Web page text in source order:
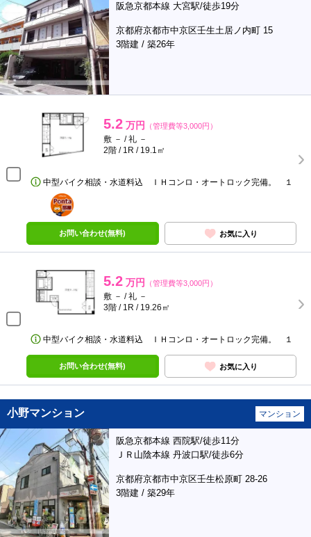
阪急京都本線 大宮駅/徒歩19分
京都府京都市中京区壬生土居ノ内町 15
3階建 / 築26年
5.2 万円 （管理費等3,000円）
敷 － / 礼 －
2階 / 1R / 19.1㎡
中型バイク相談・水道料込 ＩＨコンロ・オートロック完備。 １
ポンタ
部屋
お問い合わせ(無料) お気に入り
5.2 万円 （管理費等3,000円）
敷 － / 礼 －
3階 / 1R / 19.26㎡
中型バイク相談・水道料込 ＩＨコンロ・オートロック完備。 １
お問い合わせ(無料) お気に入り
小野マンション マンション
阪急京都本線 西院駅/徒歩11分
ＪＲ山陰本線 丹波口駅/徒歩6分
京都府京都市中京区壬生松原町 28-26
3階建 / 築29年